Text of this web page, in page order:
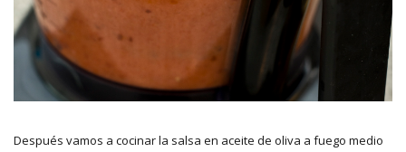
Después vamos a cocinar la salsa en aceite de oliva a fuego medio